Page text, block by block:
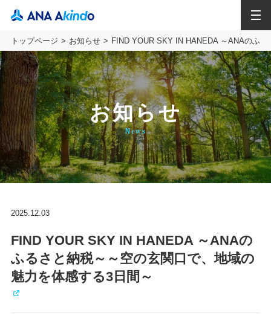
トップページ お知らせ FIND YOUR SKY IN HANEDA ～ANAのふ
お知らせ
News
2025.12.03
FIND YOUR SKY IN HANEDA ～ANAの
ふるさと納税～～空の玄関口で、地域の
魅力を体感する3日間～